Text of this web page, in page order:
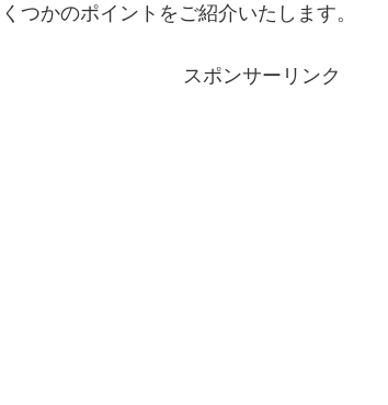
つかのポイントをご紹介いたします。
スポンサーリンク